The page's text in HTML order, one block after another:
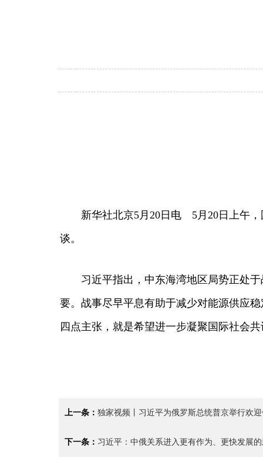
新华社北京5月20日电 5月20日上午，
谈。
习近平指出，中东海湾地区局势正处于
要。战事尽早平息有助于减少对能源供应
四点主张，就是希望进一步凝聚国际社会
上一条： 独家视频丨习近平为俄罗斯总统普京举行欢
下一条： 习近平：中俄关系进入更有作为、更快发展